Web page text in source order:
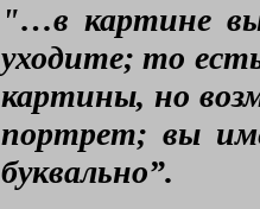
"…в картине
уходите; то
картины, но
портрет; вы
буквально”.